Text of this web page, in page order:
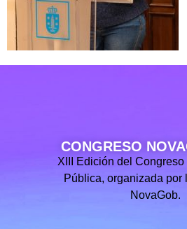
CONGRESO
XIII Edición del
Pública, organizada por
NovaGob.